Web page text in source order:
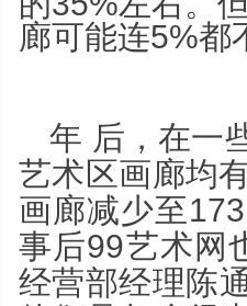
廊可能连5%都
年 后，在一
艺术区画廊均
画廊减少至
事后99艺术网
经营部经理陈